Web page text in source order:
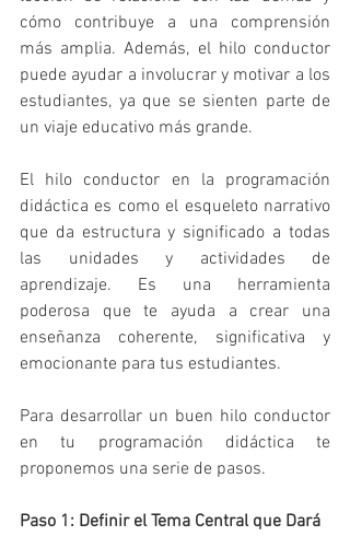
cómo contribuye a una comprensión
más amplia. Además, el hilo conductor
puede ayudar a involucrar y motivar a los
estudiantes, ya que se sienten parte de
un viaje educativo más grande.
El hilo conductor en la programación
didáctica es como el esqueleto narrativo
que da estructura y significado a todas
las unidades y actividades de
aprendizaje. Es una herramienta
poderosa que te ayuda a crear una
enseñanza coherente, significativa y
emocionante para tus estudiantes.
Para desarrollar un buen hilo conductor
en tu programación didáctica te
proponemos una serie de pasos.
Paso 1: Definir el Tema Central que Dará